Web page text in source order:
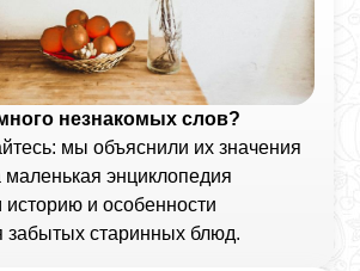
незнакомых слов?
мы объяснили их значения
энциклопедия
историю и особенности
забытых старинных блюд.